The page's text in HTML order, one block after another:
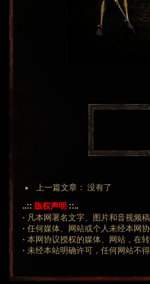
上一篇文章： 没有了
..::版权声明 ::..
· 凡本网署名文字、图片和音视频
·任何媒体、网站或个人未经本网
·本网协议授权的媒体、网站，在
·未经本站明确许可，任何网站不